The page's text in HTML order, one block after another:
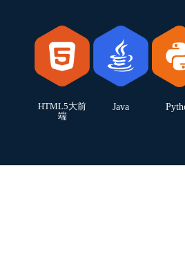
HTML5大前
端
Java